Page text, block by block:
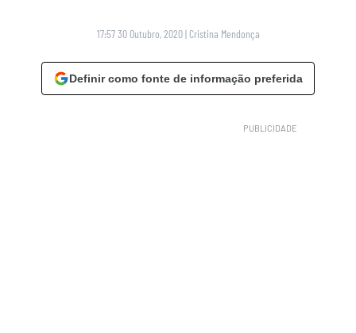
17:57 30 Outubro, 2020 | Cristina Mendonça
Definir como fonte de informação preferida